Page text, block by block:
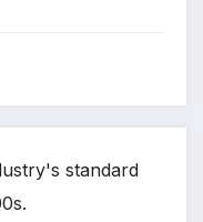
standard